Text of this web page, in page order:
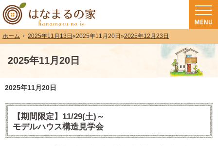
ホーム 2025年11月13日 «2025年11月20日 »2025年12月23日
2025年11月20日
和歌山（和歌山市・岩出市・海南市・紀の川市）で注文住宅(長期優良住宅・
注文住宅・高気密高断熱・長期優良住宅・ZEH・耐震なら（和歌山・和歌山市）
2025年11月20日
【期間限定】11/29(土)～
モデルハウス構造見学会